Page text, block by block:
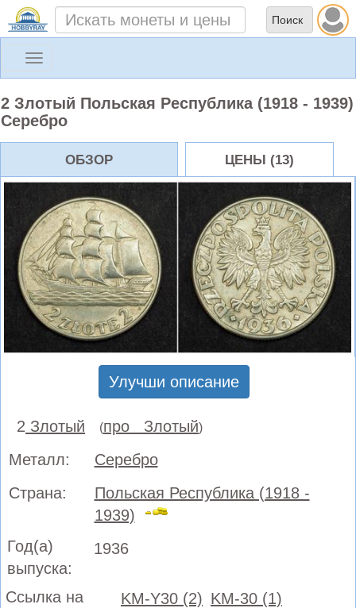
Toggle
2 Злотый Польская Республика (1918 - 1939)
Серебро
ОБЗОР ЦЕНЫ (13)
Улучши описание
2 Злотый (про Злотый)
Металл:
Серебро
Страна:
Польская Республика (1918 -
1939)
Год(а)
выпуска:
1936
Ссылка на
KM-Y30 (2) KM-30 (1)